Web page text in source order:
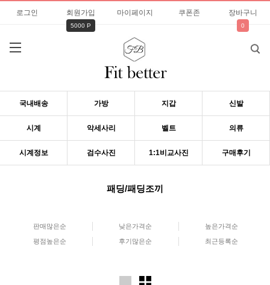
로그인 회원가입
5000 P
마이페이지 쿠폰존 장바구니
0
국내배송 가방 지갑 신발
시계 악세사리 벨트 의류
시계정보 검수사진 1:1비교사진 구매후기
패딩/패딩조끼
판매많은순 낮은가격순 높은가격순
평점높은순 후기많은순 최근등록순